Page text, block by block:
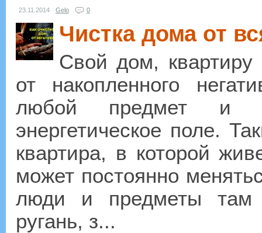
23.11.2014 Gelo 0
Чистка дома от
Свой дом, квартиру
от накопленного
любой предмет и
энергетическое поле.
квартира, в которой
может постоянно
люди и предметы там
ругань, з...